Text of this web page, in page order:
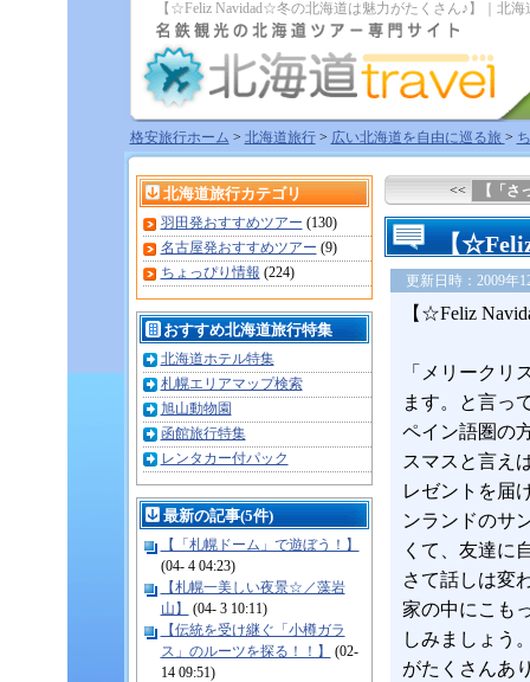
【☆Feliz Navidad☆冬の北海道は魅力がたくさん♪】｜北
格安旅行ホーム > 北海道旅行> 広い北海道を自由に巡る旅 >
<< 【「
【
更新日時：2009年
【☆Feliz
「メリークリ
ます。と言っ
ペイン語圏の
スマスと言え
レゼントを届
ンランドのサ
くて、友達に
さて話しは変
家の中にこも
しみましょう
がたくさんあ
北海道旅行カテゴリ
羽田発おすすめツアー (130)
名古屋発おすすめツアー (9)
ちょっぴり情報 (224)
おすすめ北海道旅行特集
北海道ホテル特集
札幌エリアマップ検索
旭山動物園
函館旅行特集
レンタカー付パック
最新の記事(5件)
【「札幌ドーム」で遊ぼう！】
(04- 4 04:23)
【札幌一美しい夜景☆／藻岩
山】
(04- 3 10:11)
【伝統を受け継ぐ「小樽ガラ
ス」のルーツを探る！！】
(02-
14 09:51)